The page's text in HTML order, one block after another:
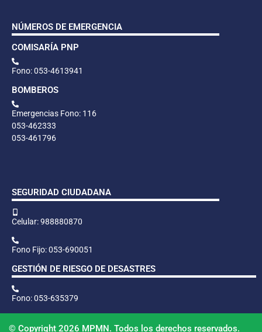
NÚMEROS DE EMERGENCIA
COMISARÍA PNP
Fono: 053-4613941
BOMBEROS
Emergencias Fono: 116
053-462333
053-461796
SEGURIDAD CIUDADANA
Celular: 988880870
Fono Fijo: 053-690051
GESTIÓN DE RIESGO DE DESASTRES
Fono: 053-635379
© Copyright 2026 MPMN. Todos los derechos reservados.